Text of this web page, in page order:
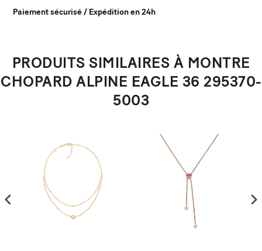
Paiement sécurisé / Expédition en 24h
PRODUITS SIMILAIRES À MONTRE
CHOPARD ALPINE EAGLE 36 295370-
5003